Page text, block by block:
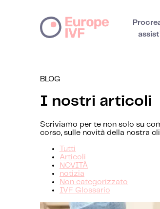
BLOG
I nostri articoli
Scriviamo per te non solo su
corso, sulle novità della nostra
Tutti
Articoli
NOVITÁ
notizia
Non categorizzato
IVF Glossario